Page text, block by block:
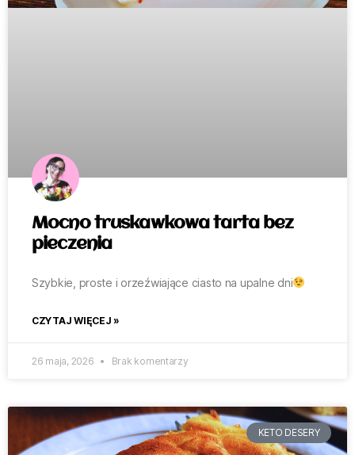
Mocno truskawkowa tarta bez
pieczenia
Szybkie, proste i orzeźwiające ciasto na upalne dni
CZYTAJ WIĘCEJ »
26 maja, 2026 Brak komentarzy
KETO DESERY